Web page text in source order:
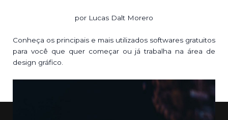
por Lucas Dalt Morero
Conheça os principais e mais utilizados softwares gratuitos
para você que quer começar ou já trabalha na área de
design gráfico.